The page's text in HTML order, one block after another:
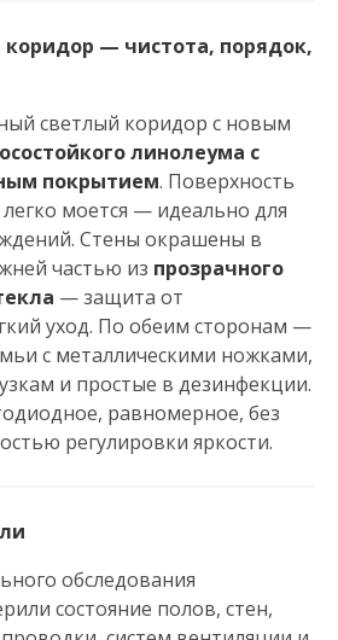
— чистота, порядок,
светлый коридор с новым
линолеума с
покрытием. Поверхность
моется — идеально для
Стены окрашены в
частью из прозрачного
— защита от
уход. По обеим сторонам —
с металлическими ножками,
и простые в дезинфекции.
равномерное, без
регулировки яркости.
обследования
состояние полов, стен,